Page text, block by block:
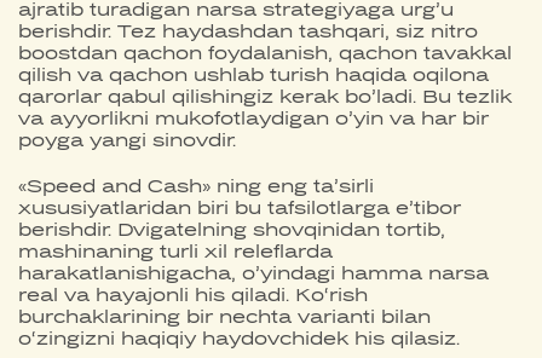
ajratib turadigan narsa strategiyaga urg’u
berishdir. Tez haydashdan tashqari, siz nitro
boostdan qachon foydalanish, qachon tavakkal
qilish va qachon ushlab turish haqida oqilona
qarorlar qabul qilishingiz kerak bo’ladi. Bu tezlik
va ayyorlikni mukofotlaydigan o’yin va har bir
poyga yangi sinovdir.
«Speed and Cash» ning eng ta’sirli
xususiyatlaridan biri bu tafsilotlarga e’tibor
berishdir. Dvigatelning shovqinidan tortib,
mashinaning turli xil releflarda
harakatlanishigacha, o’yindagi hamma narsa
real va hayajonli his qiladi. Ko‘rish
burchaklarining bir nechta varianti bilan
o‘zingizni haqiqiy haydovchidek his qilasiz.